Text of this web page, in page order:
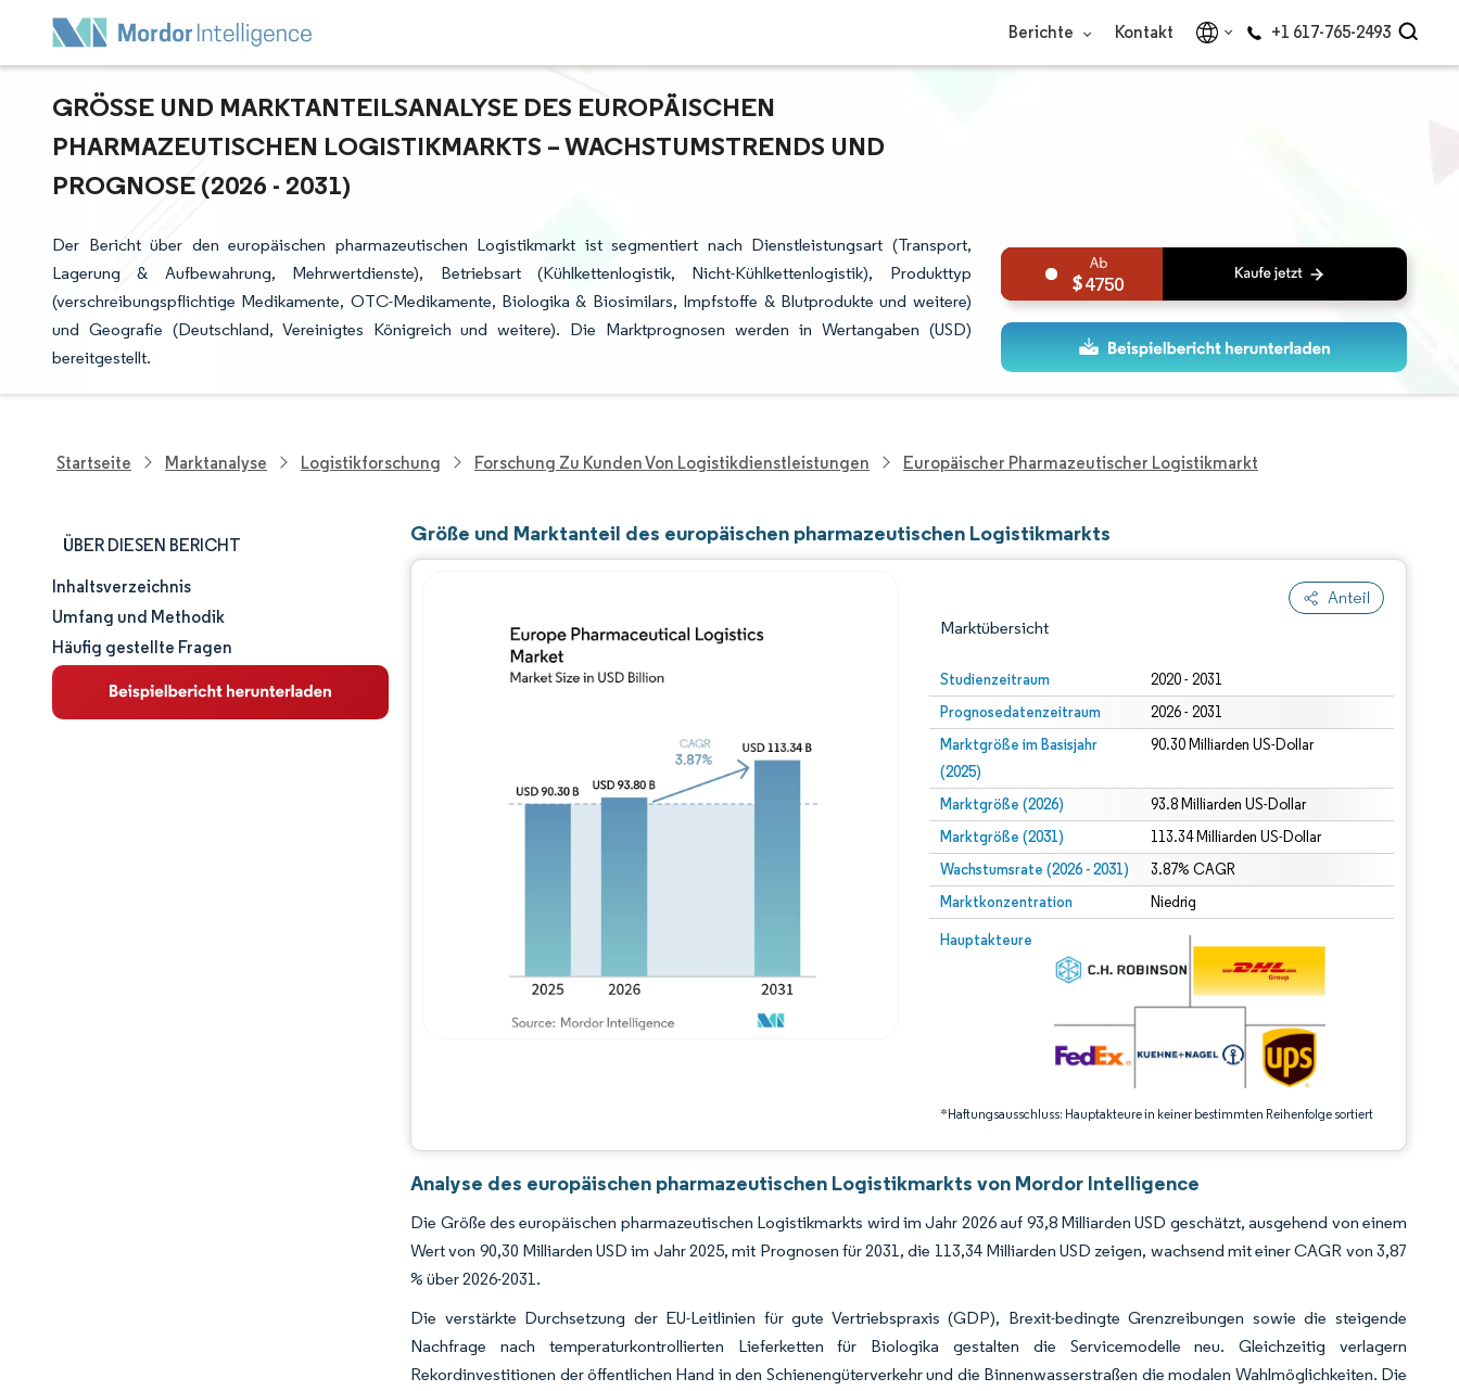
Berichte Kontakt +1 617-765-2493
GRÖSSE UND MARKTANTEILSANALYSE DES EUROPÄISCHEN P
HARMAZEUTISCHEN LOGISTIKMARKTS – WACHSTUMSTRENDS UND P
ROGNOSE (2026 - 2031)
Der Bericht über den europäischen pharmazeutischen Logistikmarkt ist segmentiert nach Dienstleistungsart (Transport,
Lagerung & Aufbewahrung, Mehrwertdienste), Betriebsart (Kühlkettenlogistik, Nicht-Kühlkettenlogistik), Produkttyp
(verschreibungspflichtige Medikamente, OTC-Medikamente, Biologika & Biosimilars, Impfstoffe & Blutprodukte und weitere)
und Geografie (Deutschland, Vereinigtes Königreich und weitere). Die Marktprognosen werden in Wertangaben (USD)
bereitgestellt.
4750
Startseite Marktanalyse Logistikforschung Forschung Zu Kunden Von Logistikdienstleistungen Europäischer Pharmazeutischer Logistikmarkt
ÜBER DIESEN BERICHT
Marktgröße und -anteil
Marktanalyse
Trends und Einblicke
Inhaltsverzeichnis
Umfang und Methodik
Häufig gestellte Fragen
Größe und Marktanteil des europäischen pharmazeutischen Logistikmarkts
Anteil
Marktübersicht
Studienzeitraum 2020 - 2031
Prognosedatenzeitraum 2026 - 2031
Marktgröße im Basisjahr
(2025)
90.30 Milliarden US-Dollar
Marktgröße (2026) 93.8 Milliarden US-Dollar
Marktgröße (2031) 113.34 Milliarden US-Dollar
Wachstumsrate (2026 - 2031) 3.87% CAGR
Marktkonzentration Niedrig
Hauptakteure
*Haftungsausschluss: Hauptakteure in keiner bestimmten Reihenfolge sortiert
Bild © Mordor Intelligence. Wiederverwendung erfordert Namensnennung gemäß CC BY 4.0.
Bild © Mordor Intelligence. Wiederverwendung erfordert Namensnennung gemäß CC BY 4.0.
Analyse des europäischen pharmazeutischen Logistikmarkts von Mordor Intelligence
Die Größe des europäischen pharmazeutischen Logistikmarkts wird im Jahr 2026 auf 93,8 Milliarden USD geschätzt, ausgehend von einem
Wert von 90,30 Milliarden USD im Jahr 2025, mit Prognosen für 2031, die 113,34 Milliarden USD zeigen, wachsend mit einer CAGR von 3,87
% über 2026-2031.
Die verstärkte Durchsetzung der EU-Leitlinien für gute Vertriebspraxis (GDP), Brexit-bedingte Grenzreibungen sowie die steigende
Nachfrage nach temperaturkontrollierten Lieferketten für Biologika gestalten die Servicemodelle neu. Gleichzeitig verlagern
Rekordinvestitionen der öffentlichen Hand in den Schienengüterverkehr und die Binnenwasserstraßen die modalen Wahlmöglichkeiten. Die